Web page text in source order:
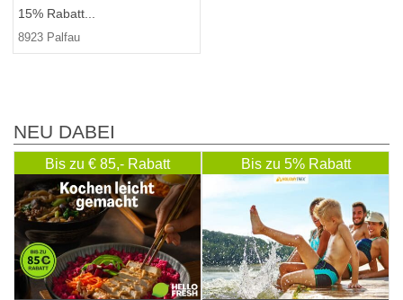
15% Rabatt...
8923 Palfau
NEU DABEI
Bis zu € 85,- Rabatt Bis zu 5% Rabatt